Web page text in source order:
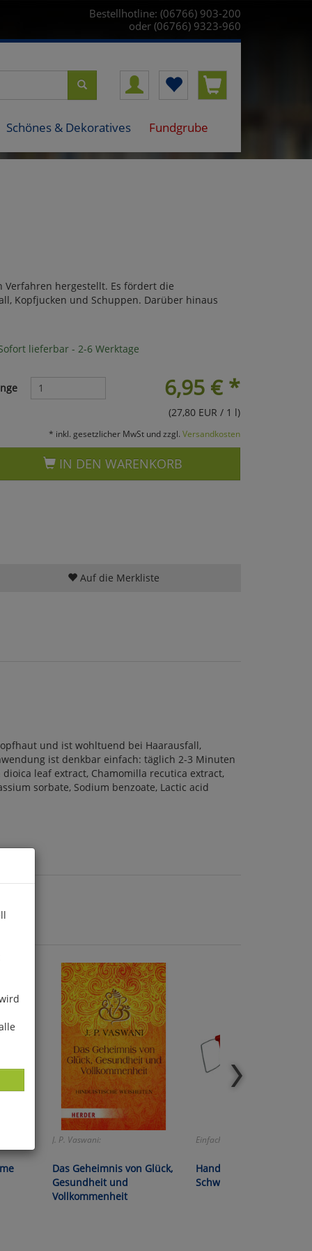
Bestellhotline: (06766) 903-200
oder (06766) 9323-960
Schönes & Dekoratives Fundgrube
hergestellt. Es fördert die
Kopfjucken und Schuppen. Darüber hinaus
lieferbar - 2-6 Werktage
6,95 €*
(27,80 EUR / 1 l)
* inkl. gesetzlicher MwSt und zzgl. Versandkosten
IN DEN WARENKORB
Auf die Merkliste
und ist wohltuend bei Haarausfall,
ist denkbar einfach: täglich 2-3 Minuten
leaf extract, Chamomilla recutica extract,
sorbate, Sodium benzoate, Lactic acid
J. P. Vaswani:
Das Geheimnis von Glück,
Gesundheit und
Vollkommenheit
Einfach genial!
Handjäter »Lucko« aus
Schweden